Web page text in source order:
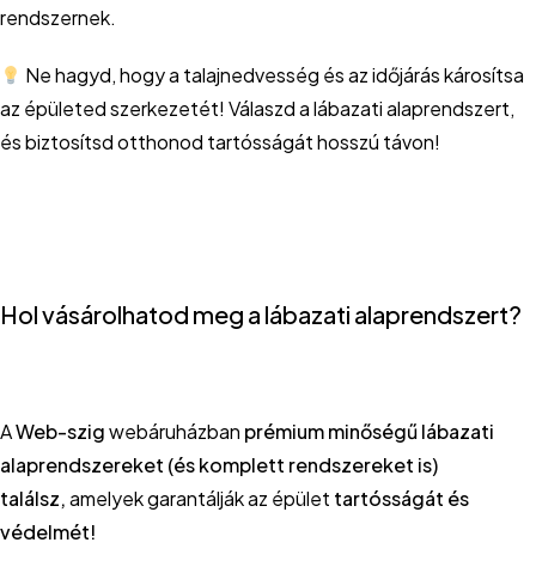
rendszernek.
Ne hagyd, hogy a talajnedvesség és az időjárás károsítsa
az épületed szerkezetét! Válaszd a lábazati alaprendszert,
és biztosítsd otthonod tartósságát hosszú távon!
Hol vásárolhatod meg a lábazati alaprendszert?
AWeb-szigwebáruházban prémium minőségű lábazati
alaprendszereket (és komplett rendszereket is)
találsz,amelyek garantálják az épület tartósságát és
védelmét!